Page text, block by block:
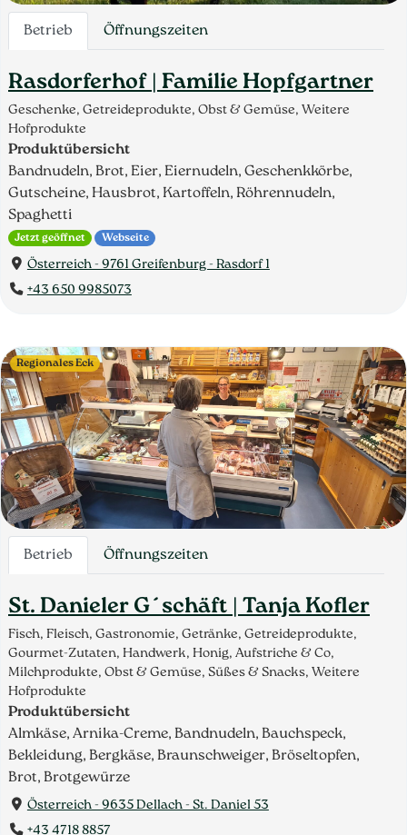
Betrieb Öffnungszeiten
Rasdorferhof | Familie Hopfgartner
Geschenke, Getreideprodukte, Obst & Gemüse, Weitere
Hofprodukte
Produktübersicht
Bandnudeln, Brot, Eier, Eiernudeln, Geschenkkörbe,
Gutscheine, Hausbrot, Kartoffeln, Röhrennudeln,
Spaghetti
Jetzt geöffnet Webseite
Österreich - 9761 Greifenburg - Rasdorf 1
+43 650 9985073
Betrieb Öffnungszeiten
St. Danieler G´schäft | Tanja Kofler
Fisch, Fleisch, Gastronomie, Getränke, Getreideprodukte,
Gourmet-Zutaten, Handwerk, Honig, Aufstriche & Co,
Milchprodukte, Obst & Gemüse, Süßes & Snacks, Weitere
Hofprodukte
Produktübersicht
Almkäse, Arnika-Creme, Bandnudeln, Bauchspeck,
Bekleidung, Bergkäse, Braunschweiger, Bröseltopfen,
Brot, Brotgewürze
Österreich - 9635 Dellach - St. Daniel 53
+43 4718 8857
Regionales Eck